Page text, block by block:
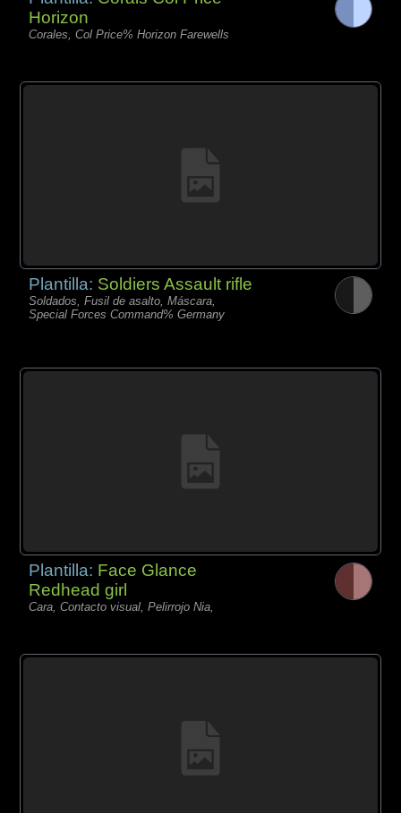
Horizon
Corales, Col Price% Horizon Farewells
Plantilla: Soldiers Assault rifle
Soldados, Fusil de asalto, Máscara,
Special Forces Command% Germany
Plantilla: Face Glance
Redhead girl
Cara, Contacto visual, Pelirrojo Nia,